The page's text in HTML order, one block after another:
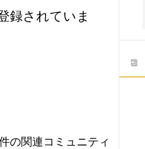
録されていま
の関連コミュニティ